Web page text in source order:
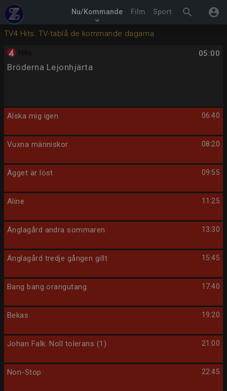
search account_circle
Nu/Kommande
keyboard_arrow_down
Film Sport
TV4 Hits: TV-tablå de kommande dagarna
05:00
Bröderna Lejonhjärta
06:40
Älska mig igen
08:20
Vuxna människor
09:55
Ägget är löst
11:25
Aline
13:30
Änglagård andra sommaren
15:45
Änglagård tredje gången gillt
17:40
Bang bang orangutang
19:20
Bekas
21:00
Johan Falk: Noll tolerans (1)
22:45
Non-Stop